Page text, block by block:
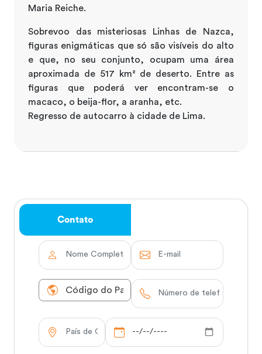
Maria Reiche.
Sobrevoo das misteriosas Linhas de Nazca,
figuras enigmáticas que só são visíveis do alto
e que, no seu conjunto, ocupam uma área
aproximada de 517 km² de deserto. Entre as
figuras que poderá ver encontram-se o
macaco, o beija-flor, a aranha, etc.
Regresso de autocarro à cidade de Lima.
Contato